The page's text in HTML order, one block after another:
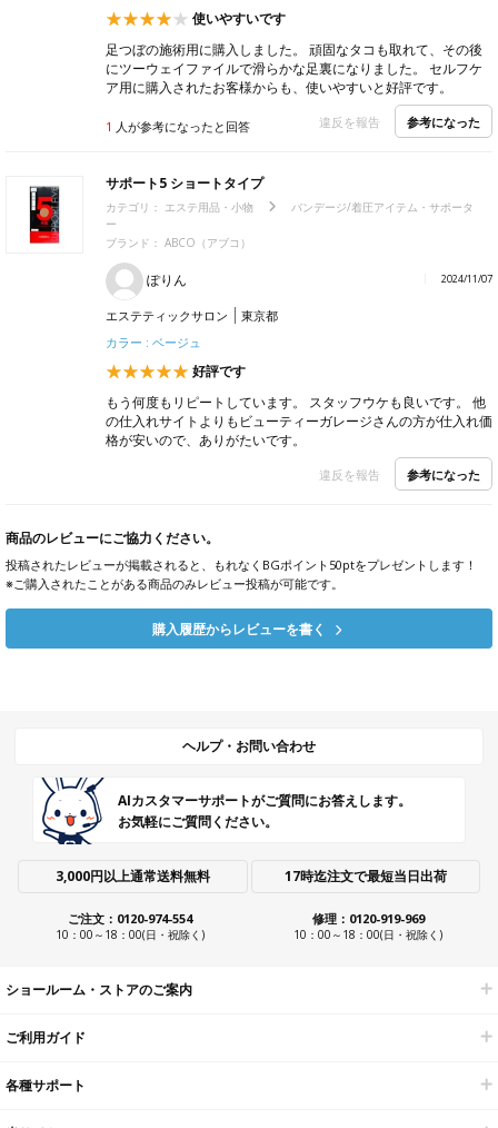
使いやすいです
足つぼの施術用に購入しました。 頑固なタコも取れて、その後
にツーウェイファイルで滑らかな足裏になりました。 セルフケ
ア用に購入されたお客様からも、使いやすいと好評です。
1 人が参考になったと回答 違反を報告 参考になった
サポート5 ショートタイプ
カテゴリ： エステ用品・小物
バンデージ/着圧アイテム・サポータ
ー
ブランド： ABCO（アブコ）
ぽりん 2024/11/07
エステティックサロン
東京都
カラー : ベージュ
好評です
もう何度もリピートしています。 スタッフウケも良いです。 他
の仕入れサイトよりもビューティーガレージさんの方が仕入れ価
格が安いので、ありがたいです。
違反を報告 参考になった
商品のレビューにご協力ください。
投稿されたレビューが掲載されると、もれなくBGポイント50ptをプレゼントします！
※ご購入されたことがある商品のみレビュー投稿が可能です。
購入履歴からレビューを書く
ヘルプ・お問い合わせ
AIカスタマーサポートがご質問にお答えします。
お気軽にご質問ください。
3,000円以上通常送料無料 17時迄注文で最短当日出荷
ご注文：0120-974-554
10：00～18：00(日・祝除く)
修理：0120-919-969
10：00～18：00(日・祝除く)
ショールーム・ストアのご案内
ご利用ガイド
各種サポート